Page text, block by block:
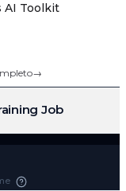
AI Toolkit
→